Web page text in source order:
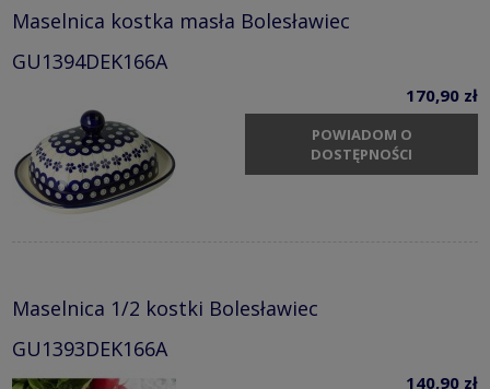
Maselnica kostka masła Bolesławiec
GU1394DEK166A
170,90 zł
POWIADOM O
DOSTĘPNOŚCI
Maselnica 1/2 kostki Bolesławiec
GU1393DEK166A
140,90 zł